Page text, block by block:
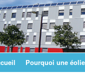
Pourquoi une